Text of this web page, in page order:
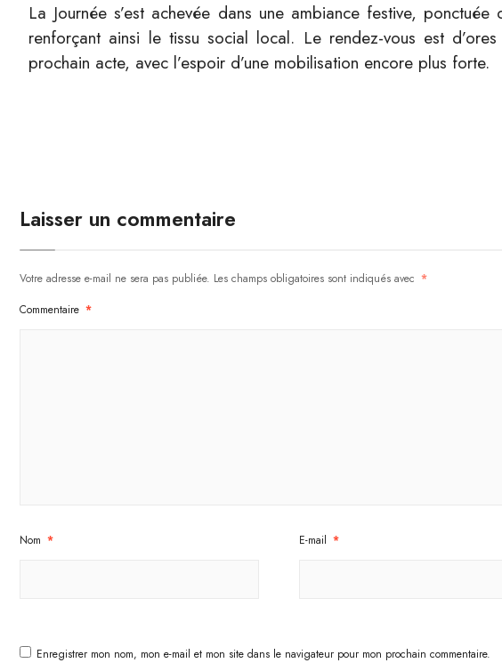
La Journée s’est achevée dans une ambiance festive,
renforçant ainsi le tissu social local. Le rendez-vous est
prochain acte, avec l’espoir d’une mobilisation encore plus forte.
Laisser un commentaire
Votre adresse e-mail ne sera pas publiée. Les champs obligatoires sont indiqués avec *
Commentaire *
Nom * E-mail *
Enregistrer mon nom, mon e-mail et mon site dans le navigateur pour mon prochain commentaire.